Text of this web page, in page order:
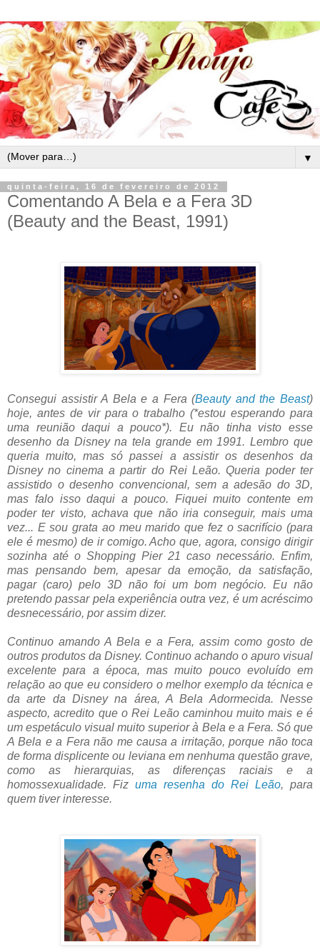
▼
quinta-feira, 16 de fevereiro de 2012
Comentando A Bela e a Fera 3D
(Beauty and the Beast, 1991)
Consegui assistir A Bela e a Fera (Beauty and the Beast)
hoje, antes de vir para o trabalho (*estou esperando para
uma reunião daqui a pouco*). Eu não tinha visto esse
desenho da Disney na tela grande em 1991. Lembro que
queria muito, mas só passei a assistir os desenhos da
Disney no cinema a partir do Rei Leão. Queria poder ter
assistido o desenho convencional, sem a adesão do 3D,
mas falo isso daqui a pouco. Fiquei muito contente em
poder ter visto, achava que não iria conseguir, mais uma
vez... E sou grata ao meu marido que fez o sacrifício (para
ele é mesmo) de ir comigo. Acho que, agora, consigo dirigir
sozinha até o Shopping Pier 21 caso necessário. Enfim,
mas pensando bem, apesar da emoção, da satisfação,
pagar (caro) pelo 3D não foi um bom negócio. Eu não
pretendo passar pela experiência outra vez, é um acréscimo
desnecessário, por assim dizer.
Continuo amando A Bela e a Fera, assim como gosto de
outros produtos da Disney. Continuo achando o apuro visual
excelente para a época, mas muito pouco evoluído em
relação ao que eu considero o melhor exemplo da técnica e
da arte da Disney na área, A Bela Adormecida. Nesse
aspecto, acredito que o Rei Leão caminhou muito mais e é
um espetáculo visual muito superior à Bela e a Fera. Só que
A Bela e a Fera não me causa a irritação, porque não toca
de forma displicente ou leviana em nenhuma questão grave,
como as hierarquias, as diferenças raciais e a
homossexualidade. Fiz uma resenha do Rei Leão, para
quem tiver interesse.